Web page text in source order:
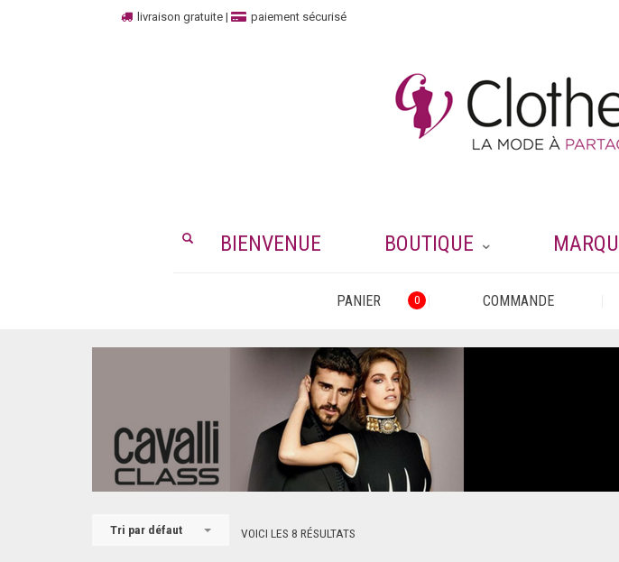
livraison gratuite | paiement sécurisé
BIENVENUE BOUTIQUE
PANIER 0 COMMANDE
Tri par défaut VOICI LES 8 RÉSULTATS